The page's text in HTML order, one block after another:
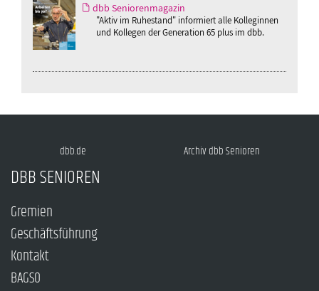
dbb Seniorenmagazin
"Aktiv im Ruhestand" informiert alle Kolleginnen
und Kollegen der Generation 65 plus im dbb.
dbb.de Archiv dbb Senioren
DBB SENIOREN
Gremien
Geschäftsführung
Kontakt
BAGSO